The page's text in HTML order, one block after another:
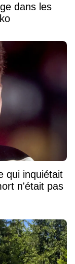
dans les
qui inquiétait
n'était pas